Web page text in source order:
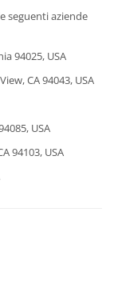
seguenti aziende
94025, USA
CA 94043, USA
USA
94103, USA